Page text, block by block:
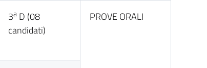
3a D (08
candidati)
PROVE ORALI